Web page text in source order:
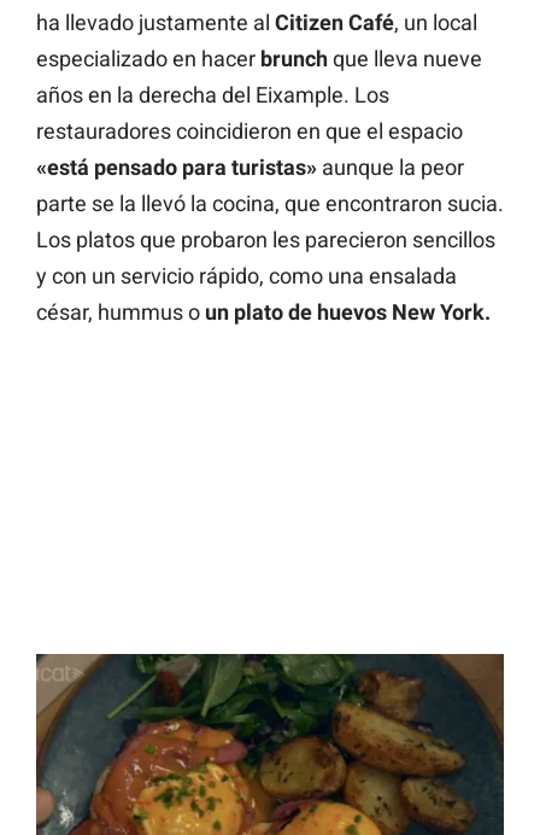
ha llevado justamente al Citizen Café, un local
especializado en hacer brunchque lleva nueve
años en la derecha del Eixample. Los
restauradores coincidieron en que el espacio
«está pensado para turistas» aunque la peor
parte se la llevó la cocina, que encontraron sucia.
Los platos que probaron les parecieron sencillos
y con un servicio rápido, como una ensalada
césar, hummus o un plato de huevos New York.